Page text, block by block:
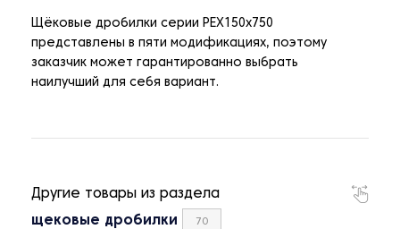
Щёковые дробилки серии PEX150x750
представлены в пяти модификациях, поэтому
заказчик может гарантированно выбрать
наилучший для себя вариант.
Другие товары из раздела
щековые дробилки 70